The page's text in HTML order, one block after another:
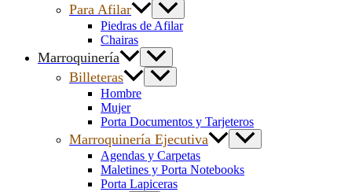
Para Afilar
Piedras de Afilar
Chairas
Marroquinería
Billeteras
Hombre
Mujer
Porta Documentos y Tarjeteros
Marroquinería Ejecutiva
Agendas y Carpetas
Maletines y Porta Notebooks
Porta Lapiceras